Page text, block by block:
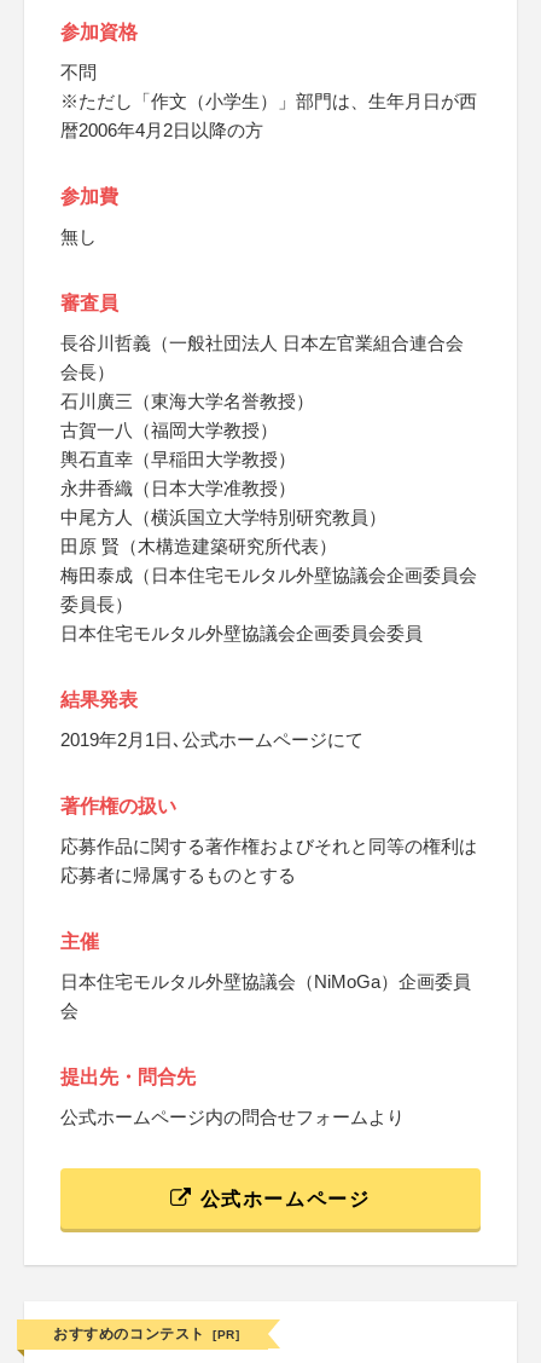
参加資格
不問
※ただし「作文（小学生）」部門は、生年月日が西
暦2006年4月2日以降の方
参加費
無し
審査員
長谷川哲義（一般社団法人 日本左官業組合連合会
会長）
石川廣三（東海大学名誉教授）
古賀一八（福岡大学教授）
輿石直幸（早稲田大学教授）
永井香織（日本大学准教授）
中尾方人（横浜国立大学特別研究教員）
田原 賢（木構造建築研究所代表）
梅田泰成（日本住宅モルタル外壁協議会企画委員会
委員長）
日本住宅モルタル外壁協議会企画委員会委員
結果発表
2019年2月1日､公式ホームページにて
著作権の扱い
応募作品に関する著作権およびそれと同等の権利は
応募者に帰属するものとする
主催
日本住宅モルタル外壁協議会（NiMoGa）企画委員
会
提出先・問合先
公式ホームページ内の問合せフォームより
公式ホームページ
おすすめのコンテスト [PR]